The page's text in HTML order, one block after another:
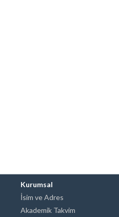
Kurumsal
İsim ve Adres
Akademik Takvim